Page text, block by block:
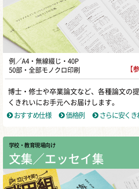
例／A4・無線綴じ・40P
50部・全部モノクロ印刷
【
博士・修士や卒業論文など、各種論文の
くきれいにお手元へお届けします。
おすすめ仕様
価格例 さらに安くき
学校・教育現場向け
文集／エッセイ集